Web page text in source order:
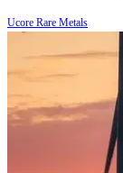
Ucore Rare Metals